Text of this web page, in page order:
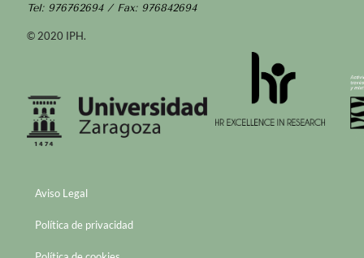
Tel: 976762694 / Fax: 976842694
© 2020 IPH.
Aviso Legal
Política de privacidad